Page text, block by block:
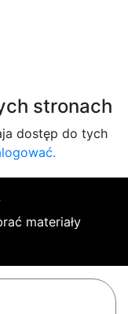
stronach
dostęp do tych
materiały